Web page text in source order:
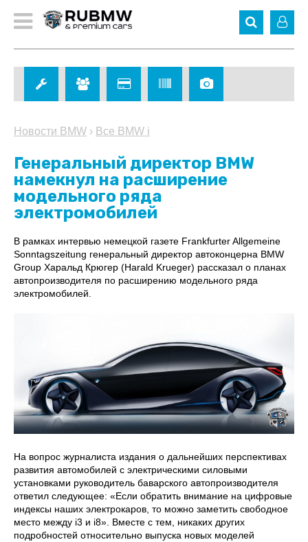
Новости BMW › Все BMW i
Генеральный директор BMW
намекнул на расширение
модельного ряда
электромобилей
В рамках интервью немецкой газете Frankfurter Allgemeine
Sonntagszeitung генеральный директор автоконцерна BMW
Group Харальд Крюгер (Harald Krueger) рассказал о планах
автопроизводителя по расширению модельного ряда
электромобилей.
На вопрос журналиста издания о дальнейших перспективах
развития автомобилей с электрическими силовыми
установками руководитель баварского автопроизводителя
ответил следующее: «Если обратить внимание на цифровые
индексы наших электрокаров, то можно заметить свободное
место между i3 и i8». Вместе с тем, никаких других
подробностей относительно выпуска новых моделей